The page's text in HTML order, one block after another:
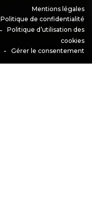
Mentions légales
Politique de confidentialité
Politique d’utilisation des
cookies
Gérer le consentement